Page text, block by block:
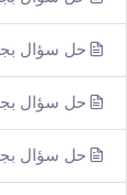
حل سؤال
حل سؤال
حل سؤال